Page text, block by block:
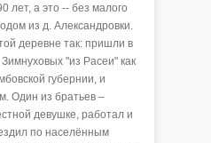
лет, а это -- без малого
из д. Александровки.
деревне так: пришли в
"из Расеи" как
губернии, и
Один из братьев –
девушке, работал и
по населённым